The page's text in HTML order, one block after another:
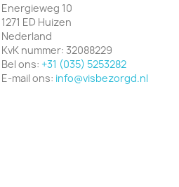
Energieweg 10
1271 ED Huizen
Nederland
KvK nummer: 32088229
Bel ons: +31 (035) 5253282
E-mail ons: info@visbezorgd.nl